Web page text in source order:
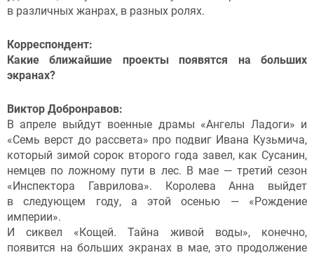
в различных жанрах, в разных ролях.
Корреспондент:
Какие ближайшие проекты появятся на больших
экранах?
Виктор Добронравов:
В апреле выйдут военные драмы «Ангелы Ладоги» и
«Семь верст до рассвета» про подвиг Ивана Кузьмича,
который зимой сорок второго года завел, как Сусанин,
немцев по ложному пути в лес. В мае — третий сезон
«Инспектора Гаврилова». Королева Анна выйдет
в следующем году, а этой осенью — «Рождение
империи».
И сиквел «Кощей. Тайна живой воды», конечно,
появится на больших экранах в мае, это продолжение